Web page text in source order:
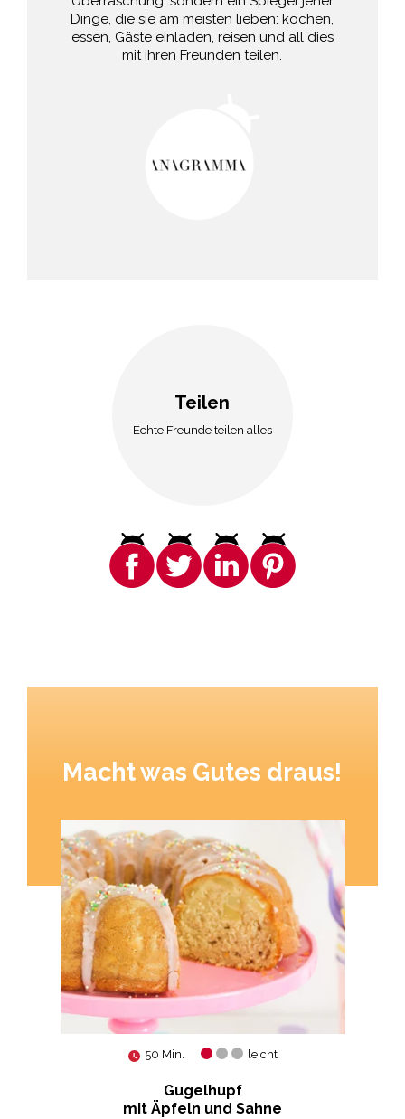
Dinge, die sie am meisten lieben: kochen,
essen, Gäste einladen, reisen und all dies
mit ihren Freunden teilen.
Teilen
Echte Freunde teilen alles
Macht was Gutes draus!
50 Min. leicht
Gugelhupf
mit Äpfeln und Sahne